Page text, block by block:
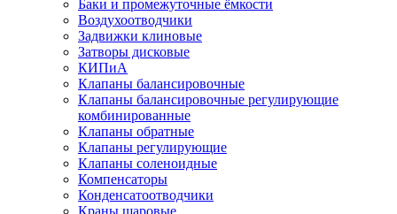
Баки и промежуточные ёмкости
Воздухоотводчики
Задвижки клиновые
Затворы дисковые
КИПиА
Клапаны балансировочные
Клапаны балансировочные регулирующие
комбинированные
Клапаны обратные
Клапаны регулирующие
Клапаны соленоидные
Компенсаторы
Конденсатоотводчики
Краны шаровые